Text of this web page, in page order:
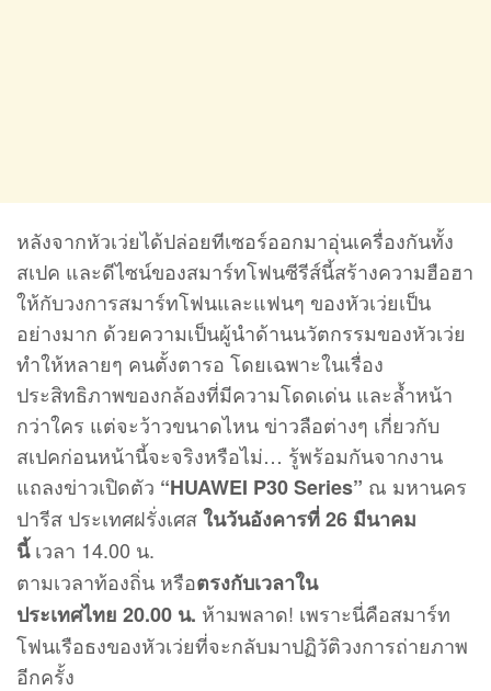
หลังจากหัวเว่ยได้ปล่อยทีเซอร์ออกมาอุ่นเครื่องกันทั้ง
สเปค และดีไซน์ของสมาร์ทโฟนซีรีส์นี้สร้างความฮือฮา
ให้กับวงการสมาร์ทโฟนและแฟนๆ ของหัวเว่ยเป็น
อย่างมาก ด้วยความเป็นผู้นำด้านนวัตกรรมของหัวเว่ย
ทำให้หลายๆ คนตั้งตารอ โดยเฉพาะในเรื่อง
ประสิทธิภาพของกล้องที่มีความโดดเด่น และล้ำหน้า
กว่าใคร แต่จะว้าวขนาดไหน ข่าวลือต่างๆ เกี่ยวกับ
สเปคก่อนหน้านี้จะจริงหรือไม่… รู้พร้อมกันจากงาน
แถลงข่าวเปิดตัว “HUAWEI P30 Series” ณ มหานคร
ปารีส ประเทศฝรั่งเศสในวันอังคารที่ 26 มีนาคม
นี้เวลา 14.00 น.
ตามเวลาท้องถิ่น หรือตรงกับเวลาใน
ประเทศไทย 20.00 น. ห้ามพลาด! เพราะนี่คือสมาร์ท
โฟนเรือธงของหัวเว่ยที่จะกลับมาปฏิวัติวงการถ่ายภาพ
อีกครั้ง